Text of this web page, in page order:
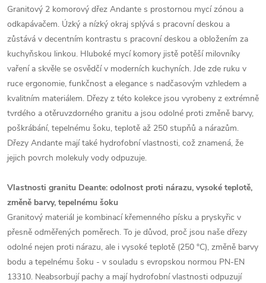
Granitový 2 komorový dřez Andante s prostornou mycí zónou a
odkapávačem. Úzký a nízký okraj splývá s pracovní deskou a
zůstává v decentním kontrastu s pracovní deskou a obložením za
kuchyňskou linkou. Hluboké mycí komory jistě potěší milovníky
vaření a skvěle se osvědčí v moderních kuchyních. Jde zde ruku v
ruce ergonomie, funkčnost a elegance s nadčasovým vzhledem a
kvalitním materiálem. Dřezy z této kolekce jsou vyrobeny z extrémně
tvrdého a otěruvzdorného granitu a jsou odolné proti změně barvy,
poškrábání, tepelnému šoku, teplotě až 250 stupňů a nárazům.
Dřezy Andante mají také hydrofobní vlastnosti, což znamená, že
jejich povrch molekuly vody odpuzuje.
Vlastnosti granitu Deante: odolnost proti nárazu, vysoké teplotě,
změně barvy, tepelnému šoku
Granitový materiál je kombinací křemenného písku a pryskyřic v
přesně odměřených poměrech. To je důvod, proč jsou naše dřezy
odolné nejen proti nárazu, ale i vysoké teplotě (250 °C), změně barvy
bodu a tepelnému šoku - v souladu s evropskou normou PN-EN
13310. Neabsorbují pachy a mají hydrofobní vlastnosti odpuzují